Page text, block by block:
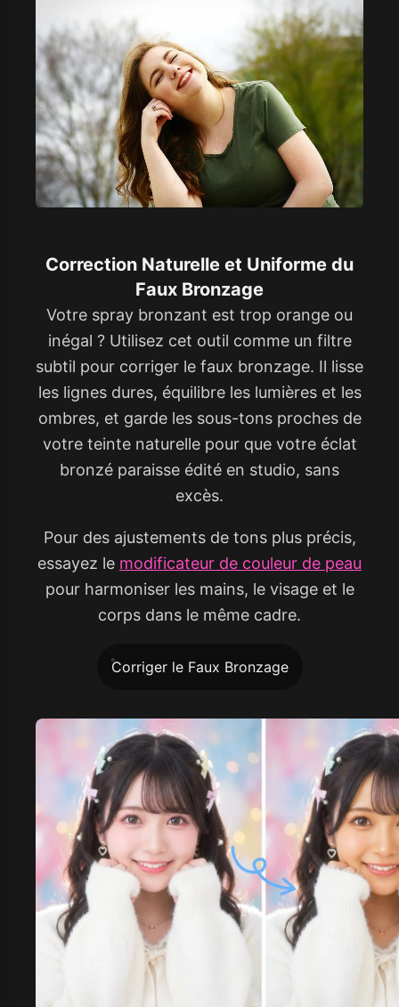
Correction Naturelle et Uniforme du
Faux Bronzage
Votre spray bronzant est trop orange ou
inégal ? Utilisez cet outil comme un filtre
subtil pour corriger le faux bronzage. Il lisse
les lignes dures, équilibre les lumières et les
ombres, et garde les sous-tons proches de
votre teinte naturelle pour que votre éclat
bronzé paraisse édité en studio, sans
excès.
Pour des ajustements de tons plus précis,
essayez le modificateur de couleur de peau
pour harmoniser les mains, le visage et le
corps dans le même cadre.
Corriger le Faux Bronzage